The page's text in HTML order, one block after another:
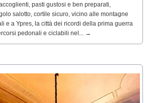
pasti gustosi e ben preparati,
salotto, cortile sicuro, vicino alle montagne
e a Ypres, la città dei ricordi della prima guerra
pedonali e ciclabili nel... →